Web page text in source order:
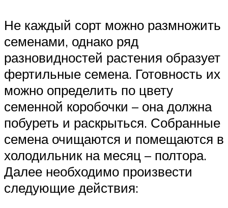
Не каждый сорт можно размножить
семенами, однако ряд
разновидностей растения образует
фертильные семена. Готовность их
можно определить по цвету
семенной коробочки – она должна
побуреть и раскрыться. Собранные
семена очищаются и помещаются в
холодильник на месяц – полтора.
Далее необходимо произвести
следующие действия: